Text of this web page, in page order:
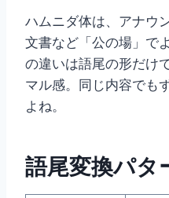
ハムニダ体は、アナウ
文書など「公の場」で
の違いは語尾の形だけ
マル感。同じ内容でも
よね。
語尾変換パタ